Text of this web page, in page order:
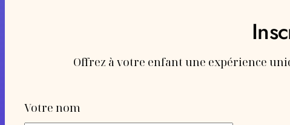
Offrez à votre enfant une expérience
Votre nom